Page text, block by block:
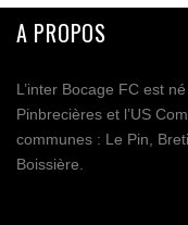
A PROPOS
L’inter Bocage FC est
Pinbrecières et l’US
communes : Le Pin,
Boissière.